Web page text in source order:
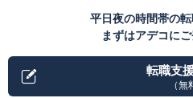
平日夜の時間帯の転
まずはアデコに
転職支
（無